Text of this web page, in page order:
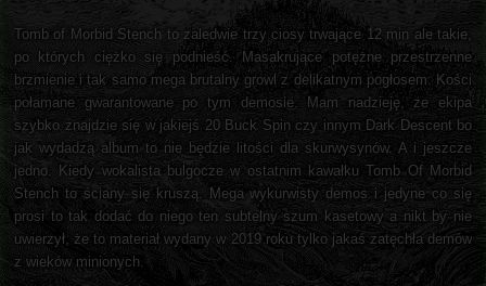
Tomb of Morbid Stench to zaledwie trzy ciosy trwające 12 min ale takie,
po których ciężko się podnieść. Masakrujące potężne przestrzenne
brzmienie i tak samo mega brutalny growl z delikatnym pogłosem. Kości
połamane gwarantowane po tym demosie. Mam nadzieję, ze ekipa
szybko znajdzie się w jakiejś 20 Buck Spin czy innym Dark Descent bo
jak wydadzą album to nie będzie litości dla skurwysynów. A i jeszcze
jedno. Kiedy wokalista bulgocze w ostatnim kawałku Tomb Of Morbid
Stench to ściany się kruszą. Mega wykurwisty demos i jedyne co się
prosi to tak dodać do niego ten subtelny szum kasetowy a nikt by nie
uwierzył, że to materiał wydany w 2019 roku tylko jakaś zatęchła demów
z wieków minionych.